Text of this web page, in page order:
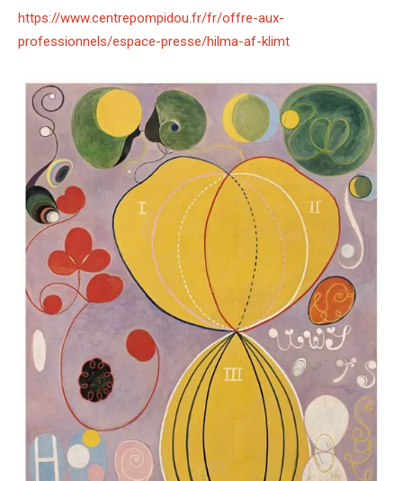
https://www.centrepompidou.fr/fr/offre-aux-
professionnels/espace-presse/hilma-af-klimt